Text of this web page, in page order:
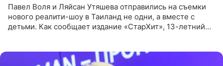
Павел Воля и Ляйсан Утяшева отправились на съемки
нового реалити-шоу в Таиланд не одни, а вместе с
детьми. Как сообщает издание «СтарХит», 13-летний